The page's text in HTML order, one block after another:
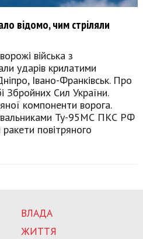
відомо, чим стріляли
війська з
ударів крилатими
Івано-Франківськ. Про
Збройних Сил України.
компоненти ворога.
Ту-95МС ПКС РФ
повітряного
ВЛАДА
ЖИТТЯ